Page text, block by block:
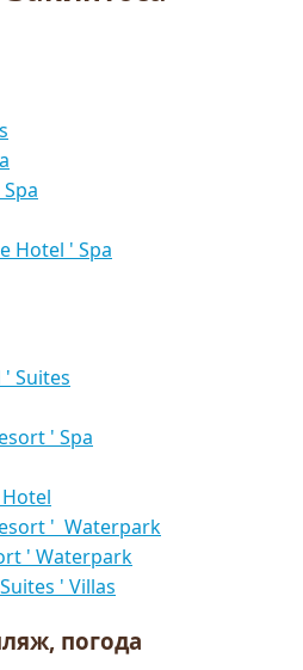
Hotel ' Spa
Suites
' Spa
' Waterpark
' Waterpark
' Villas
погода